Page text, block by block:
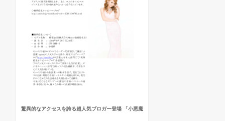
驚異的なアクセスを誇る超人気ブロガー登場 「小悪魔